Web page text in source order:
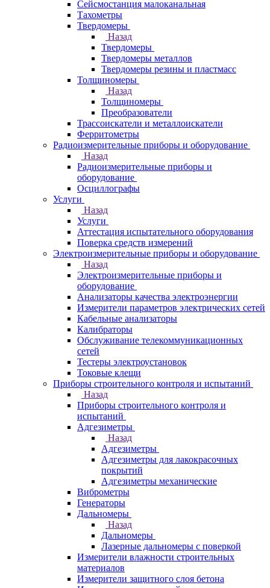
Сейсмостанция малоканальная
Тахометры
Твердомеры
Назад
Твердомеры
Твердомеры металлов
Твердомеры резины и пластмасс
Толщиномеры
Назад
Толщиномеры
Преобразователи
Трассоискатели и металлоискатели
Ферритометры
Радиоизмерительные приборы и оборудование
Назад
Радиоизмерительные приборы и
оборудование
Осциллографы
Услуги
Назад
Услуги
Аттестация испытательного оборудования
Поверка средств измерений
Электроизмерительные приборы и оборудование
Назад
Электроизмерительные приборы и
оборудование
Анализаторы качества электроэнергии
Измерители параметров электрических сетей
Кабельные анализаторы
Калибраторы
Обслуживание телекоммуникационных
сетей
Тестеры электроустановок
Токовые клещи
Приборы строительного контроля и испытаний
Назад
Приборы строительного контроля и
испытаний
Адгезиметры
Назад
Адгезиметры
Адгезиметры для лакокрасочных
покрытий
Адгезиметры механические
Виброметры
Генераторы
Дальномеры
Назад
Дальномеры
Лазерные дальномеры с поверкой
Измерители влажности строительных
материалов
Измерители защитного слоя бетона